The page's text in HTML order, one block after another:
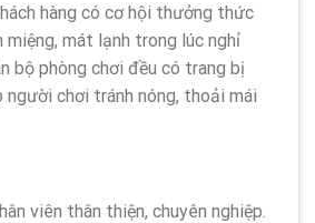
hàng có cơ hội thưởng thức
miệng, mát lạnh trong lúc nghỉ
bộ phòng chơi đều có trang bị
người chơi tránh nóng, thoải mái
viên thân thiện, chuyên nghiệp.